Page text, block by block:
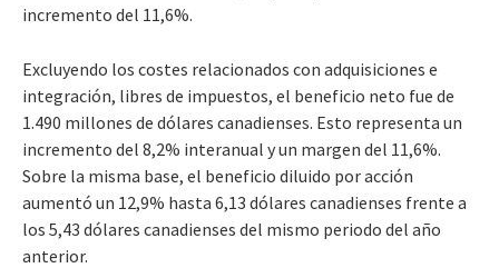
incremento del 11,6%.
Excluyendo los costes relacionados con adquisiciones e
integración, libres de impuestos, el beneficio neto fue de
1.490 millones de dólares canadienses. Esto representa un
incremento del 8,2% interanual y un margen del 11,6%.
Sobre la misma base, el beneficio diluido por acción
aumentó un 12,9% hasta 6,13 dólares canadienses frente a
los 5,43 dólares canadienses del mismo periodo del año
anterior.